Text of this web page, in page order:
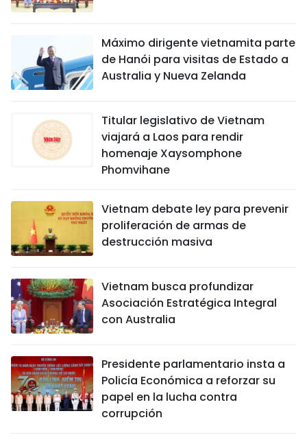
Máximo dirigente vietnamita parte
de Hanói para visitas de Estado a
Australia y Nueva Zelanda
Titular legislativo de Vietnam
viajará a Laos para rendir
homenaje Xaysomphone
Phomvihane
Vietnam debate ley para prevenir
proliferación de armas de
destrucción masiva
Vietnam busca profundizar
Asociación Estratégica Integral
con Australia
Presidente parlamentario insta a
Policía Económica a reforzar su
papel en la lucha contra
corrupción